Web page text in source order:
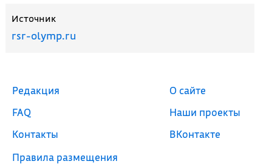
Источник
rsr-olymp.ru
Редакция
FAQ
Контакты
Правила размещения
О сайте
Наши проекты
ВКонтакте